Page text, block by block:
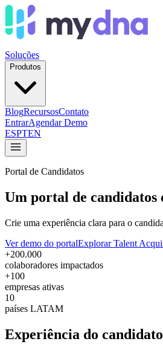
Soluções
Produtos
BlogRecursosContato
EntrarAgendar Demo
ESPTEN
Portal de Candidatos
Um portal de candidatos
Crie uma experiência clara para o
Ver demo do portalExplorar Talent
+200.000
colaboradores impactados
+100
empresas ativas
10
países LATAM
Experiência do candidato